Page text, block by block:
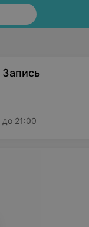
Запись
до 21:00